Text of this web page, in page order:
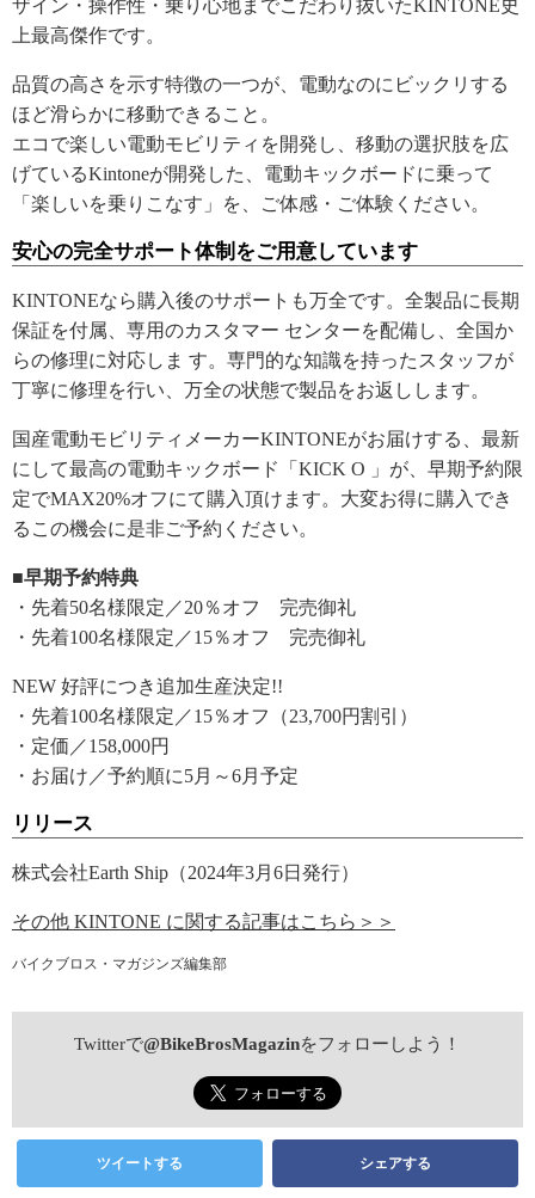
ザイン・操作性・乗り心地までこだわり抜いたKINTONE史
上最高傑作です。
品質の高さを示す特徴の一つが、電動なのにビックリする
ほど滑らかに移動できること。
エコで楽しい電動モビリティを開発し、移動の選択肢を広
げているKintoneが開発した、電動キックボードに乗って
「楽しいを乗りこなす」を、ご体感・ご体験ください。
安心の完全サポート体制をご用意しています
KINTONEなら購入後のサポートも万全です。全製品に長期
保証を付属、専用のカスタマー センターを配備し、全国か
らの修理に対応しま す。専門的な知識を持ったスタッフが
丁寧に修理を行い、万全の状態で製品をお返しします。
国産電動モビリティメーカーKINTONEがお届けする、最新
にして最高の電動キックボード「KICK O 」が、早期予約限
定でMAX20%オフにて購入頂けます。大変お得に購入でき
るこの機会に是非ご予約ください。
■早期予約特典
・先着50名様限定／20％オフ 完売御礼
・先着100名様限定／15％オフ 完売御礼
NEW 好評につき追加生産決定!!
・先着100名様限定／15％オフ（23,700円割引）
・定価／158,000円
・お届け／予約順に5月～6月予定
リリース
株式会社Earth Ship（2024年3月6日発行）
その他 KINTONE に関する記事はこちら＞＞
バイクブロス・マガジンズ編集部
Twitterで@BikeBrosMagazinをフォローしよう！
ツイートする シェアする